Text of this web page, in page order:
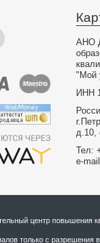
АНО
"Мой
ИНН
д.10,
Тел:
e-
центр повышения
только с разрешения